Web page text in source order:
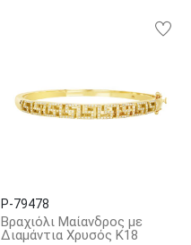
P-79478
Βραχιόλι Μαίανδρος με
Διαμάντια Χρυσός K18